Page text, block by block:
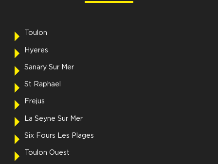
Toulon
Hyeres
Sanary Sur Mer
St Raphael
Frejus
La Seyne Sur Mer
Six Fours Les Plages
Toulon Ouest